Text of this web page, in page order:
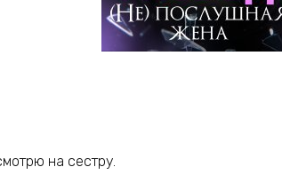
на сестру.